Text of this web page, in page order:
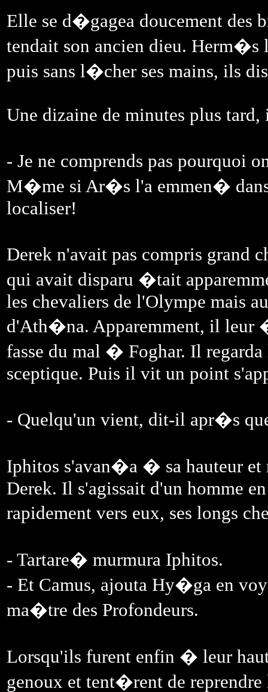
Elle se d�gagea doucement des
tendait son ancien dieu. Herm�s
puis sans l�cher ses mains, ils
Une dizaine de minutes plus
- Je ne comprends pas pourquoi
M�me si Ar�s l'a emmen�
localiser!
Derek n'avait pas compris
qui avait disparu �tait
les chevaliers de l'Olympe mais
d'Ath�na. Apparemment, il
fasse du mal � Foghar. Il
sceptique. Puis il vit un point
- Quelqu'un vient, dit-il apr�s
Iphitos s'avan�a � sa hauteur
Derek. Il s'agissait d'un homme
rapidement vers eux, ses longs
- Tartare� murmura Iphitos.
- Et Camus, ajouta Hy�ga en
ma�tre des Profondeurs.
Lorsqu'ils furent enfin � leur
genoux et tent�rent de reprendre